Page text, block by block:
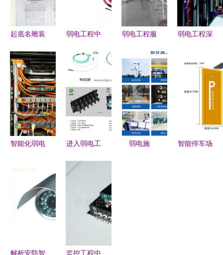
起底名雕装
的背后力量
弱电工程的
隐形骨骼
弱电工程中
免电子线绝
缘层损坏的
问题
弱电工程服
综合布线、
监控门禁投
影一站式解
决方案
弱电工程深
心应用、优
缺点与本地
选择全指南
智能化弱电
业的人
进入弱电工
答,CALN图
中综合布线
常用产品
弱电施
智能停车场
解析安防智 监控工程中